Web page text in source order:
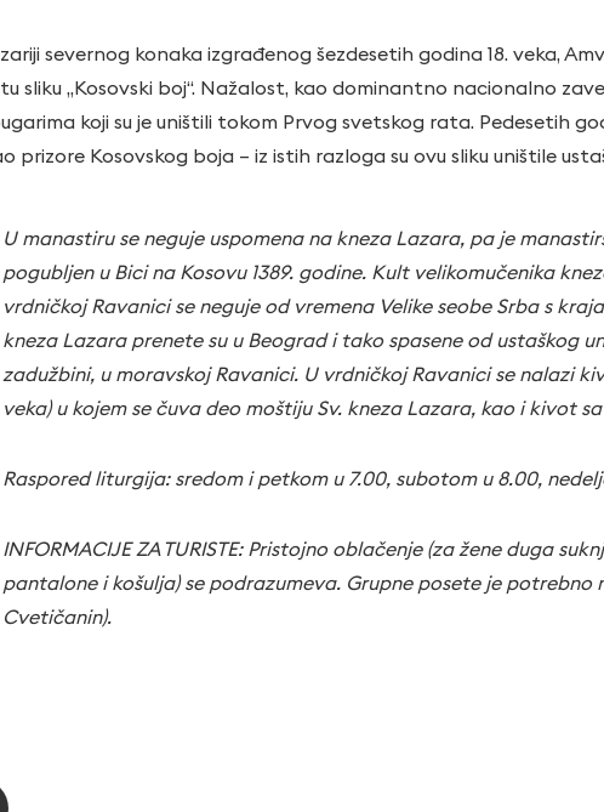
severnog konаka izgrađenog šezdesetih godina 18. veka,
sliku „Kosovski boj“. Nažalost, kao dominantno nacionalno
koji su je uništili tokom Prvog svetskog rata. Pedesetih
prizore Kosovskog boja – iz istih razloga su ovu sliku uništile
U manastiru se neguje uspomena na kneza Lazara, pa je
pogubljen u Bici na Kosovu 1389. godine. Kult velikomučenika
vrdničkoj Ravanici se neguje od vremena Velike seobe Srba s
kneza Lazara prenete su u Beograd i tako spasene od ustaškog
zadužbini, u moravskoj Ravanici. U vrdničkoj Ravanici se nalazi
veka) u kojem se čuva deo moštiju Sv. kneza Lazara, kao i kivot
Raspored liturgija: sredom i petkom u 7.00, subotom u 8.00,
INFORMACIJE ZA TURISTE: Pristojno oblačenje (za žene duga
pantalone i košulja) se podrazumeva. Grupne posete je potrebno
Cvetičanin).